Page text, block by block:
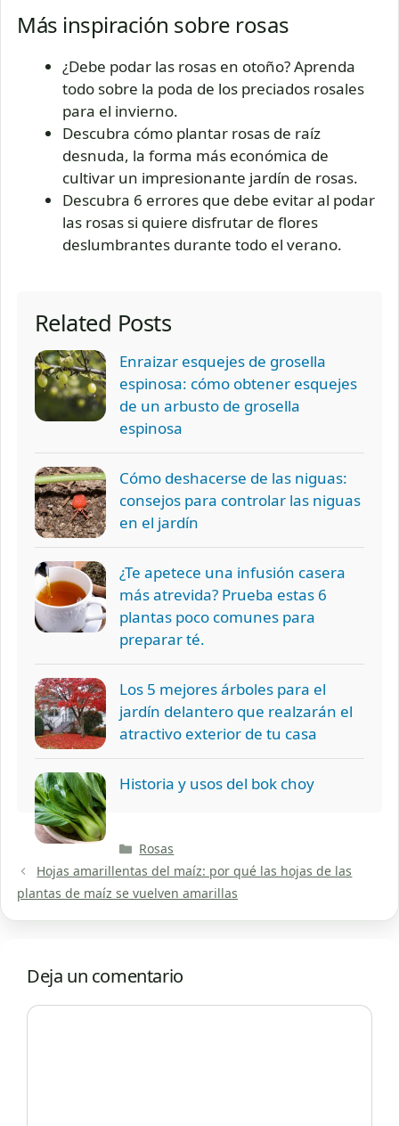
Más inspiración sobre rosas
¿Debe podar las rosas en otoño? Aprenda
todo sobre la poda de los preciados rosales
para el invierno.
Descubra cómo plantar rosas de raíz
desnuda, la forma más económica de
cultivar un impresionante jardín de rosas.
Descubra 6 errores que debe evitar al podar
las rosas si quiere disfrutar de flores
deslumbrantes durante todo el verano.
Related Posts
Enraizar esquejes de grosella
espinosa: cómo obtener esquejes
de un arbusto de grosella
espinosa
Cómo deshacerse de las niguas:
consejos para controlar las niguas
en el jardín
¿Te apetece una infusión casera
más atrevida? Prueba estas 6
plantas poco comunes para
preparar té.
Los 5 mejores árboles para el
jardín delantero que realzarán el
atractivo exterior de tu casa
Historia y usos del bok choy
Categorías
Rosas
Hojas amarillentas del maíz: por qué las hojas de las
plantas de maíz se vuelven amarillas
Deja un comentario
Comentario